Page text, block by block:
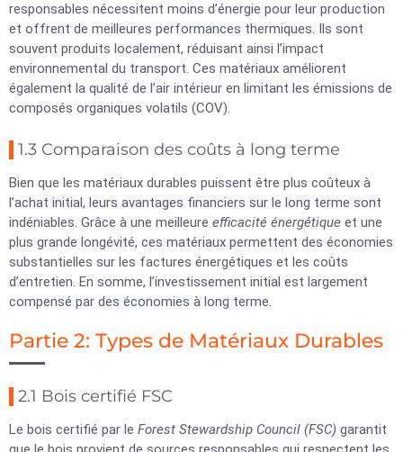
responsables nécessitent moins d’énergie pour leur production
et offrent de meilleures performances thermiques. Ils sont
souvent produits localement, réduisant ainsi l’impact
environnemental du transport. Ces matériaux améliorent
également la qualité de l’air intérieur en limitant les émissions de
composés organiques volatils (COV).
1.3 Comparaison des coûts à long terme
Bien que les matériaux durables puissent être plus coûteux à
l’achat initial, leurs avantages financiers sur le long terme sont
indéniables. Grâce à une meilleure efficacité énergétique et une
plus grande longévité, ces matériaux permettent des économies
substantielles sur les factures énergétiques et les coûts
d’entretien. En somme, l’investissement initial est largement
compensé par des économies à long terme.
Partie 2: Types de Matériaux Durables
2.1 Bois certifié FSC
Le bois certifié par le Forest Stewardship Council (FSC) garantit